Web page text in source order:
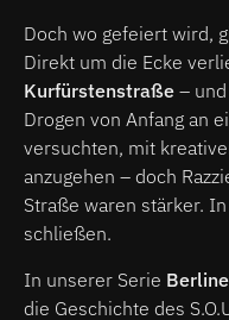
Doch wo gefeiert wird,
Direkt um die Ecke
Kurfürstenstraße – und
Drogen von Anfang an
versuchten, mit
anzugehen – doch
Straße waren stärker.
schließen.
In unserer Serie
die Geschichte des